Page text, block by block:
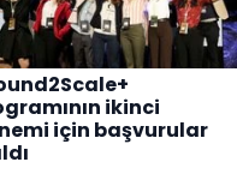
ikinci
için başvurular